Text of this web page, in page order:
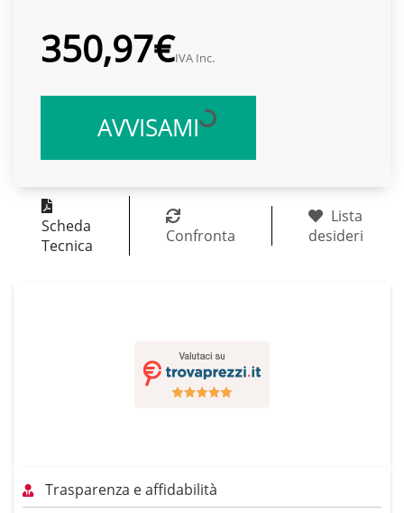
350,97€IVA Inc.
AVVISAMI
Scheda
Tecnica
Confronta
Lista
desideri
Trasparenza e affidabilità